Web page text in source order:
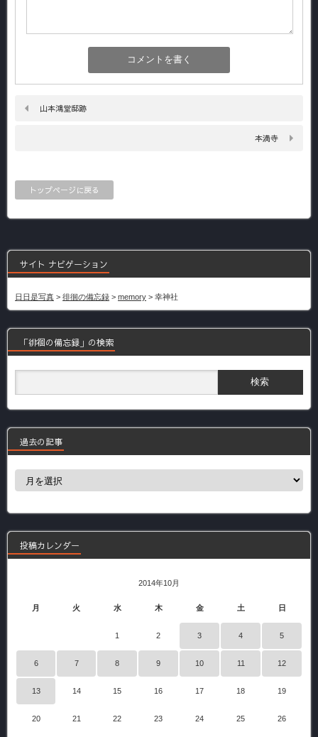
山本鴻堂邸跡
本満寺
トップページに戻る
サイト ナビゲーション
日日是写真 > 徘徊の備忘録 > memory > 幸神社
「徘徊の備忘録」の検索
過去の記事
過
事
投稿カレンダー
2014年10月
月 火 水 木 金 土 日
1 2 3 4 5
6 7 8 9 10 11 12
13 14 15 16 17 18 19
20 21 22 23 24 25 26